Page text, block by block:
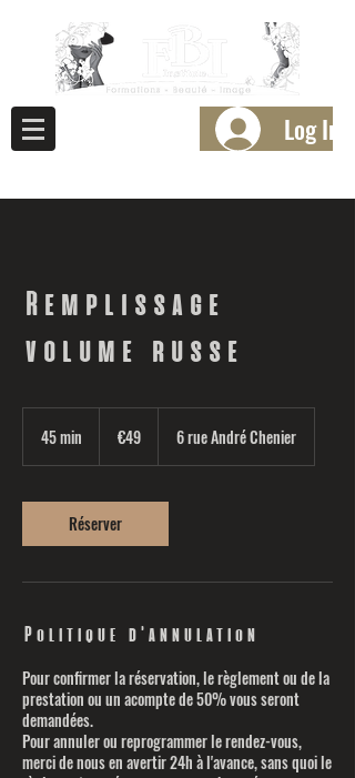
Log In
Remplissage
volume russe
45 min
i
n
€49 6 rue André Chenier
Réserver
Politique d'annulation
Pour confirmer la réservation, le règlement ou de la
prestation ou un acompte de 50% vous seront
demandées.
Pour annuler ou reprogrammer le rendez-vous,
merci de nous en avertir 24h à l'avance, sans quoi le